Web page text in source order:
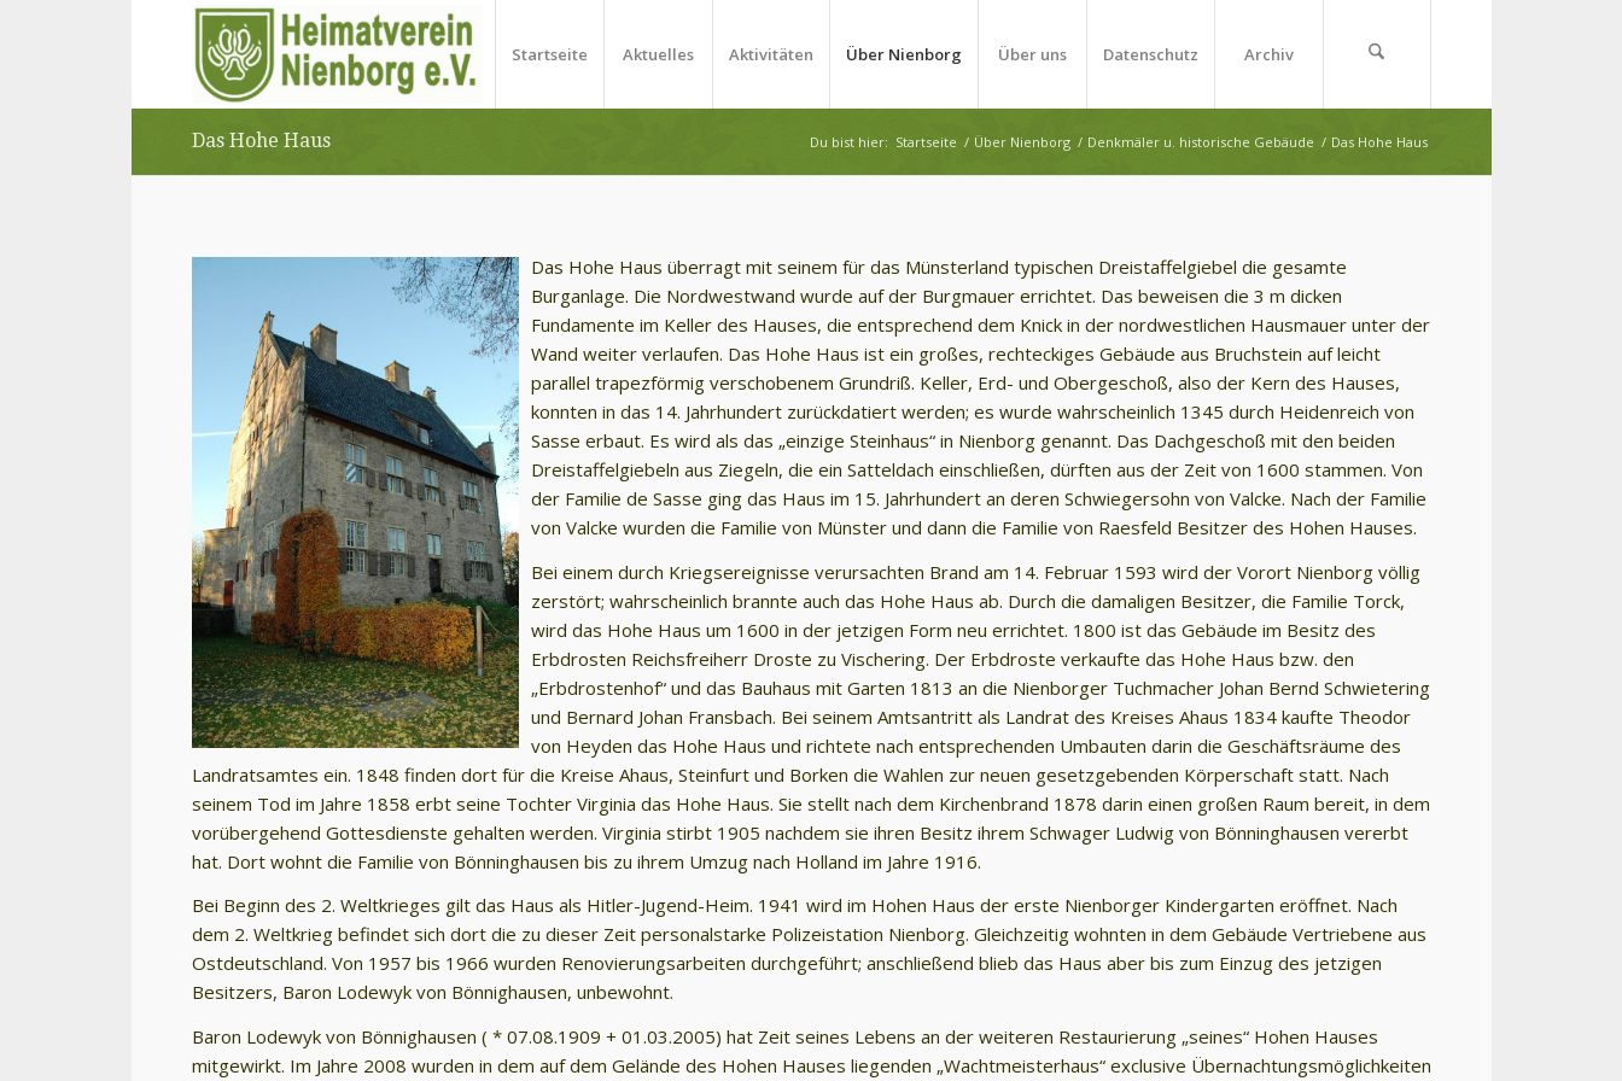
Startseite Aktuelles Aktivitäten Über Nienborg Über uns Datenschutz Archiv
Das Hohe Haus Du bist hier: Startseite / Über Nienborg / Denkmäler u. historische Gebäude / Das Hohe Haus
Das Hohe Haus überragt mit seinem für das Münsterland typischen Dreistaffelgiebel die gesamte
Burganlage. Die Nordwestwand wurde auf der Burgmauer errichtet. Das beweisen die 3 m dicken
Fundamente im Keller des Hauses, die entsprechend dem Knick in der nordwestlichen Hausmauer unter der
Wand weiter verlaufen. Das Hohe Haus ist ein großes, rechteckiges Gebäude aus Bruchstein auf leicht
parallel trapezförmig verschobenem Grundriß. Keller, Erd- und Obergeschoß, also der Kern des Hauses,
konnten in das 14. Jahrhundert zurückdatiert werden; es wurde wahrscheinlich 1345 durch Heidenreich von
Sasse erbaut. Es wird als das „einzige Steinhaus“ in Nienborg genannt. Das Dachgeschoß mit den beiden
Dreistaffelgiebeln aus Ziegeln, die ein Satteldach einschließen, dürften aus der Zeit von 1600 stammen. Von
der Familie de Sasse ging das Haus im 15. Jahrhundert an deren Schwiegersohn von Valcke. Nach der Familie
von Valcke wurden die Familie von Münster und dann die Familie von Raesfeld Besitzer des Hohen Hauses.
Bei einem durch Kriegsereignisse verursachten Brand am 14. Februar 1593 wird der Vorort Nienborg völlig
zerstört; wahrscheinlich brannte auch das Hohe Haus ab. Durch die damaligen Besitzer, die Familie Torck,
wird das Hohe Haus um 1600 in der jetzigen Form neu errichtet. 1800 ist das Gebäude im Besitz des
Erbdrosten Reichsfreiherr Droste zu Vischering. Der Erbdroste verkaufte das Hohe Haus bzw. den
„Erbdrostenhof“ und das Bauhaus mit Garten 1813 an die Nienborger Tuchmacher Johan Bernd Schwietering
und Bernard Johan Fransbach. Bei seinem Amtsantritt als Landrat des Kreises Ahaus 1834 kaufte Theodor
von Heyden das Hohe Haus und richtete nach entsprechenden Umbauten darin die Geschäftsräume des
Landratsamtes ein. 1848 finden dort für die Kreise Ahaus, Steinfurt und Borken die Wahlen zur neuen gesetzgebenden Körperschaft statt. Nach
seinem Tod im Jahre 1858 erbt seine Tochter Virginia das Hohe Haus. Sie stellt nach dem Kirchenbrand 1878 darin einen großen Raum bereit, in dem
vorübergehend Gottesdienste gehalten werden. Virginia stirbt 1905 nachdem sie ihren Besitz ihrem Schwager Ludwig von Bönninghausen vererbt
hat. Dort wohnt die Familie von Bönninghausen bis zu ihrem Umzug nach Holland im Jahre 1916.
Bei Beginn des 2. Weltkrieges gilt das Haus als Hitler-Jugend-Heim. 1941 wird im Hohen Haus der erste Nienborger Kindergarten eröffnet. Nach
dem 2. Weltkrieg befindet sich dort die zu dieser Zeit personalstarke Polizeistation Nienborg. Gleichzeitig wohnten in dem Gebäude Vertriebene aus
Ostdeutschland. Von 1957 bis 1966 wurden Renovierungsarbeiten durchgeführt; anschließend blieb das Haus aber bis zum Einzug des jetzigen
Besitzers, Baron Lodewyk von Bönnighausen, unbewohnt.
Baron Lodewyk von Bönnighausen ( * 07.08.1909 + 01.03.2005) hat Zeit seines Lebens an der weiteren Restaurierung „seines“ Hohen Hauses
mitgewirkt. Im Jahre 2008 wurden in dem auf dem Gelände des Hohen Hauses liegenden „Wachtmeisterhaus“ exclusive Übernachtungsmöglichkeiten